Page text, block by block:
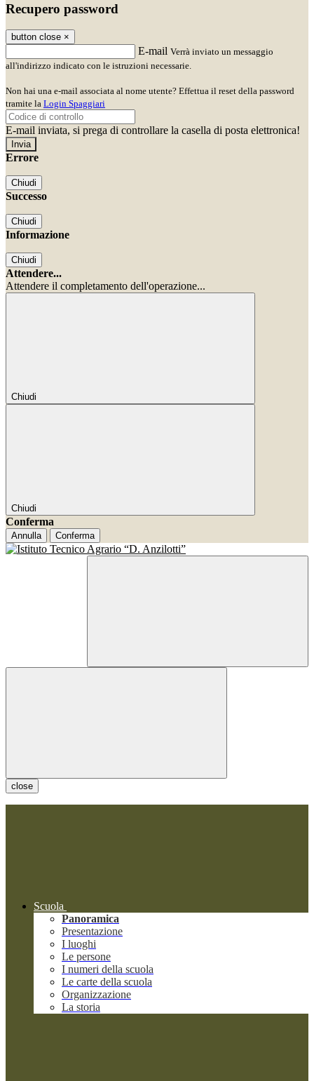
Recupero password
button close ×
E-mail Verrà inviato un messaggio
all'indirizzo indicato con le istruzioni necessarie.
Non hai una e-mail associata al nome utente? Effettua il reset della password
tramite la Login Spaggiari
E-mail inviata, si prega di controllare la casella di posta elettronica!
Errore
Chiudi
Successo
Chiudi
Informazione
Chiudi
Attendere...
Attendere il completamento dell'operazione...
Chiudi
Chiudi
Conferma
Annulla Conferma
close
Scuola
Panoramica
Presentazione
I luoghi
Le persone
I numeri della scuola
Le carte della scuola
Organizzazione
La storia